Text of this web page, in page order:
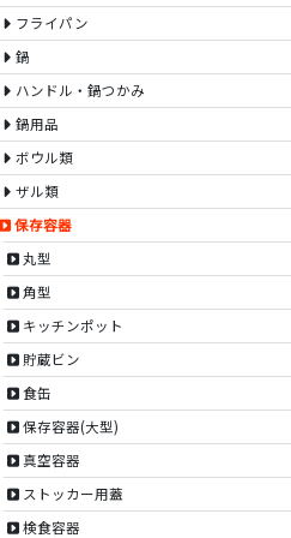
フライパン
鍋
ハンドル・鍋つかみ
鍋用品
ボウル類
ザル類
保存容器
丸型
角型
キッチンポット
貯蔵ビン
食缶
保存容器(大型)
真空容器
ストッカー用蓋
検食容器